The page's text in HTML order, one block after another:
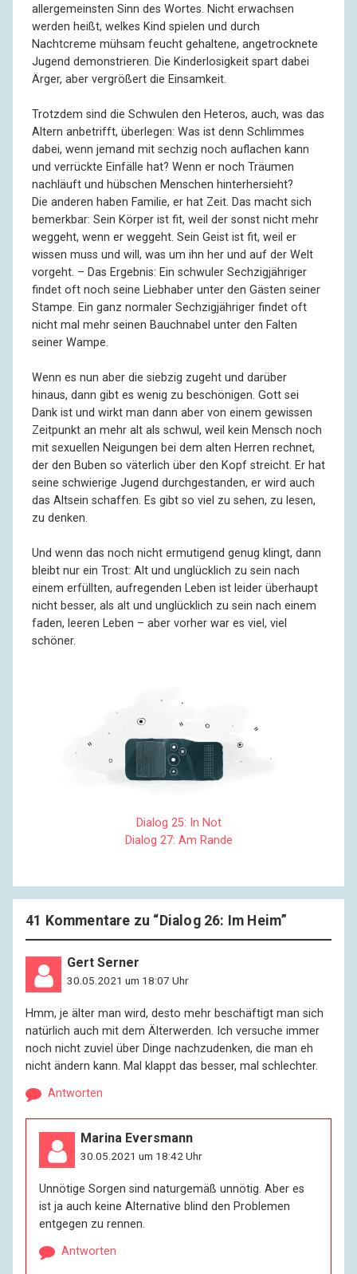
I: Bitte, machen Sie, was Sie wollen! Nachdem ich auf
Ihre Anzeige in unserem Kümmelblättchen
geantwortet habe, bin ich ja selber schuld an allem.
I: Na ja, was hab’ ich denn noch groß zu tun? Ewig im
Internet rumsurfen, da komm’ ich gar nicht immer so
mit, und fürs Smartphone sind meine Finger zu
dämlich. Da les’ ich dann auch schon mal die
‚Apotheken-Umschau‘, die richtige Zielgruppe bin ich
ja. Irgendwie nehm’ ich mir das ’n bisschen übel, ist ja
’n Zeittotschlagen, aber diesmal hat’s wenigstens was
gebracht. – Die Formulierung ‚Journalist sucht älteren
Homosexuellen für Reportage‘ fand ich allerdings
ganz schön geziert, aber, mein Gott, was hätten Sie
auch sonst schreiben sollen? Auf ‚Journalist sucht alte
Schwuchtel‘ hätt’ sich ja wohl niemand gemeldet.
R: Ich möchte sowieso, dass Sie von Anfang an wissen,
dass ich keinerlei diskriminierende Absichten verfolge.
Ich schreibe – also pauschal ausgedrückt – für ein
linksliberales Blatt, und wir erstellen gerade eine Serie
über Minderheiten, die nicht so sehr im Blickfeld der
Öffentlichkeit stehen.
I: Soso. Warum sind Sie eigentlich nicht einfach in ein
entsprechendes Lokal gegangen?
R: Na ja, ich … Wir dachten, ältere Leute gehen doch
seltener aus.
I: Waren Sie schon mal in einem Lokal für Männer?
Na ja, da standen eben viele junge Männer rum, gut
R: Ja. Ich war nicht allein.
I: Sonst hätten Sie sich nicht wohlgefühlt?
R: Doch, doch, schon. Wirklich.
I:
mich für eine Mumie, die allenfalls noch zum
Arzneikaufen vor die Tür tritt. Warum wollen Sie das
Interview überhaupt machen?
Ich ... Wir finden es wichtig, dass dieses Interview
stattfindet.
Ich finde es auch wichtig, dass
allergemeinsten Sinn des Wortes. Nicht erwachsen
werden heißt, welkes Kind spielen und durch
Nachtcreme mühsam feucht gehaltene, angetrocknete
Jugend demonstrieren. Die Kinderlosigkeit spart dabei
Ärger, aber vergrößert die Einsamkeit.
Trotzdem sind die Schwulen den Heteros, auch, was das
Altern anbetrifft, überlegen: Was ist denn Schlimmes
dabei, wenn jemand mit sechzig noch auflachen kann
und verrückte Einfälle hat? Wenn er noch Träumen
nachläuft und hübschen Menschen hinterhersieht?
Die anderen haben Familie, er hat Zeit. Das macht sich
bemerkbar: Sein Körper ist fit, weil der sonst nicht mehr
weggeht, wenn er weggeht. Sein Geist ist fit, weil er
wissen muss und will, was um ihn her und auf der Welt
vorgeht. – Das Ergebnis: Ein schwuler Sechzigjähriger
findet oft noch seine Liebhaber unter den Gästen seiner
Stampe. Ein ganz normaler Sechzigjähriger findet oft
nicht mal mehr seinen Bauchnabel unter den Falten
seiner Wampe.
Wenn es nun aber die siebzig zugeht und darüber
hinaus, dann gibt es wenig zu beschönigen. Gott sei
Dank ist und wirkt man dann aber von einem gewissen
Zeitpunkt an mehr alt als schwul, weil kein Mensch noch
mit sexuellen Neigungen bei dem alten Herren rechnet,
der den Buben so väterlich über den Kopf streicht. Er hat
seine schwierige Jugend durchgestanden, er wird auch
das Altsein schaffen. Es gibt so viel zu sehen, zu lesen,
zu denken.
Und wenn das noch nicht ermutigend genug klingt, dann
bleibt nur ein Trost: Alt und unglücklich zu sein nach
einem erfüllten, aufregenden Leben ist leider überhaupt
nicht besser, als alt und unglücklich zu sein nach einem
faden, leeren Leben – aber vorher war es viel, viel
schöner.
Dialog 25: In Not
Dialog 27: Am Rande
41 Kommentare zu “ Dialog 26: Im Heim”
Gert Serner
30.05.2021 um 18:07 Uhr
Hmm, je älter man wird, desto mehr beschäftigt man sich
natürlich auch mit dem Älterwerden. Ich versuche immer
noch nicht zuviel über Dinge nachzudenken, die man eh
nicht ändern kann. Mal klappt das besser, mal schlechter.
Antworten
Marina Eversmann
30.05.2021 um 18:42 Uhr
Unnötige Sorgen sind naturgemäß unnötig. Aber es
ist ja auch keine Alternative blind den Problemen
entgegen zu rennen.
Antworten